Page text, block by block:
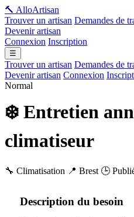
🔨 AlloArtisan
Trouver un artisan Demandes de
Devenir artisan
Connexion Inscription
☰
Trouver un artisan Demandes de
Devenir artisan Connexion
Normal
❄️ Entretien
climatiseur
🔧 Climatisation 📍 Brest 🕒
Description du besoin